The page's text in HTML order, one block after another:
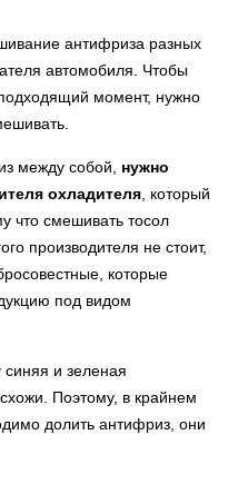
антифриза разных
автомобиля. Чтобы
момент, нужно
между собой, нужно
охладителя , который
что смешивать тосол
производителя не стоит,
которые
под видом
синяя и зеленая
Поэтому, в крайнем
долить антифриз, они